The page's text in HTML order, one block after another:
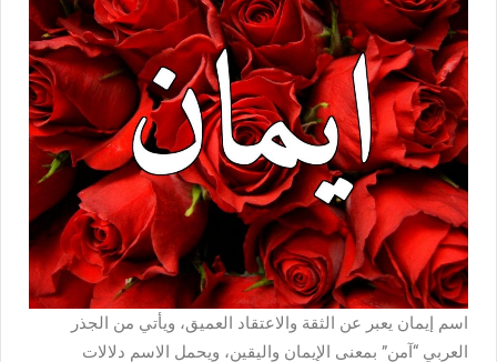
اسم إيمان يعبر عن الثقة والاعتقاد العميق، ويأتي من الجذر
العربي “آمن” بمعنى الإيمان واليقين، ويحمل الاسم دلالات